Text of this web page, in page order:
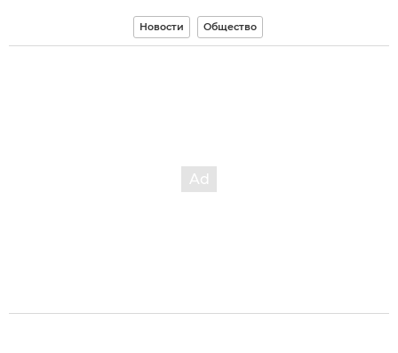
Новости Общество